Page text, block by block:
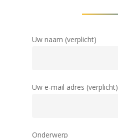
Uw naam (verplicht)
Uw e-mail adres (verplicht)
Onderwerp